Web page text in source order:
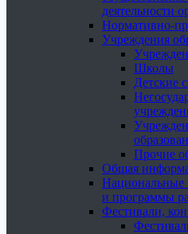
деятельности
Нормативно-
Учреждения
Школы
Детские
Прочие
Общая
Национальные
и программы
Фестивали,